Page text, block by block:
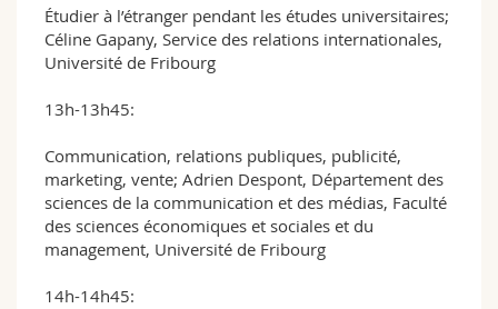
Étudier à l’étranger pendant les études universitaires;
Céline Gapany, Service des relations internationales,
Université de Fribourg
13h-13h45:
Communication, relations publiques, publicité,
marketing, vente; Adrien Despont, Département des
sciences de la communication et des médias, Faculté
des sciences économiques et sociales et du
management, Université de Fribourg
14h-14h45: